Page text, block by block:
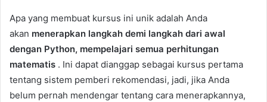
Apa yang membuat kursus ini unik adalah Anda
akan menerapkan langkah demi langkah dari awal
dengan Python, mempelajari semua perhitungan
matematis . Ini dapat dianggap sebagai kursus pertama
tentang sistem pemberi rekomendasi, jadi, jika Anda
belum pernah mendengar tentang cara menerapkannya,